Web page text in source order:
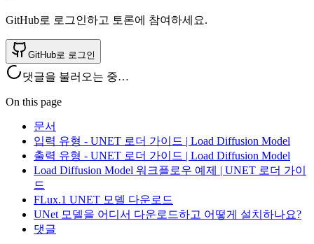
GitHub로 로그인하고 토론에 참여하세요.
GitHub로 로그인
댓글을 불러오는 중…
On this page
문서
입력 유형 - UNET 로더 가이드 | Load Diffusion Model
출력 유형 - UNET 로더 가이드 | Load Diffusion Model
Load Diffusion Model 워크플로우 예제 | UNET 로더 가이
드
FLux.1 UNET 모델 다운로드
UNet 모델을 어디서 다운로드하고 어떻게 설치하나요?
댓글